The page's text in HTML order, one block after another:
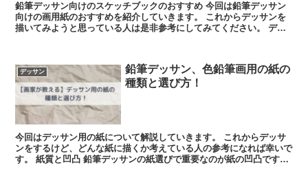
鉛筆デッサン向けのスケッチブックのおすすめ 今回は鉛筆デッサン
向けの画用紙のおすすめを紹介していきます。 これからデッサンを
描いてみようと思っている人は是非参考にしてみてください。 デッ
デッサン
鉛筆デッサン、色鉛筆画用の紙の
種類と選び方！
今回はデッサン用の紙について解説していきます。 これからデッサ
ンをするけど、どんな紙に描くか考えている人の参考になれば幸いで
す。 紙質と凹凸 鉛筆デッサンの紙選びで重要なのが紙の凹凸です。